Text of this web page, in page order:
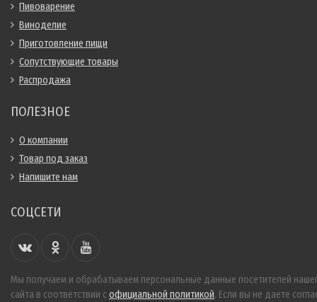
Пивоварение
Виноделие
Приготовление пищи
Сопутствующие товары
Распродажа
ПОЛЕЗНОЕ
О компании
Товар под заказ
Напишите нам
СОЦСЕТИ
Мы получаем и обрабатываем персональные данные посетителей
сайта в соответствии с официальной политикой. Если вы не даете